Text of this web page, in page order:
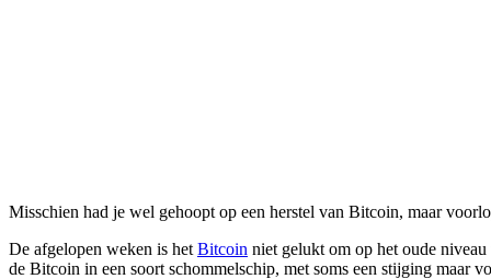
Misschien had je wel gehoopt op een herstel van Bitcoin, maar
De afgelopen weken is het Bitcoin niet gelukt om op het oude
de Bitcoin in een soort schommelschip, met soms een stijging maar